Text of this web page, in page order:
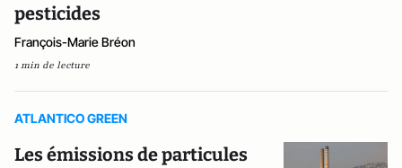
pesticides
François-Marie Bréon
1 min de lecture
ATLANTICO GREEN
Les émissions de particules